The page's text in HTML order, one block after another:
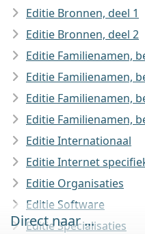
Editie Bronnen, deel 1
Editie Bronnen, deel 2
Editie Familienamen,
Editie Familienamen,
Editie Familienamen,
Editie Familienamen,
Editie Internationaal
Editie Internet
Editie Organisaties
Editie Software
Editie Specialisaties
Direct naar ...